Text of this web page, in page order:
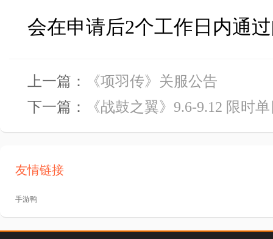
会在申请后2个工作日内通
上一篇：
《项羽传》关服公告
下一篇：
《战鼓之翼》9.6-9.12 限时
友情链接
手游鸭